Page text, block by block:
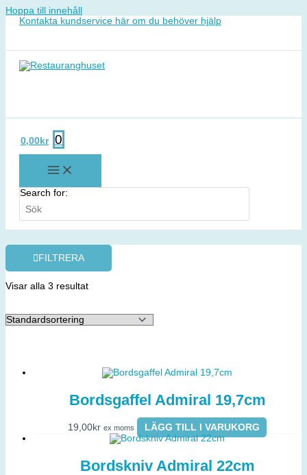
Hoppa till innehåll
Kontakta kundservice här om du behöver hjälp
0,00 kr 0
Search for:
FILTRERA
Visar alla 3 resultat
Bordsgaffel Admiral 19,7cm
19,00kr ex moms LÄGG TILL I VARUKORG
Bordskniv Admiral 22cm